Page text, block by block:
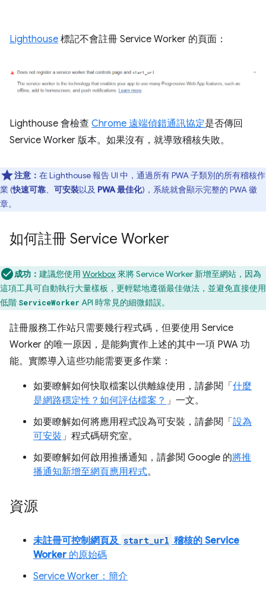
Lighthouse 標記不會註冊 Service Worker 的頁面：
Lighthouse 會檢查 Chrome 遠端偵錯通訊協定是否傳回
Service Worker 版本。如果沒有，就導致稽核失敗。
注意： 在 Lighthouse 報告 UI 中，通過所有 PWA 子類別的所有稽核作
業 (快速可靠、 可安裝以及 PWA 最佳化)，系統就會顯示完整的 PWA 徽
章。
如何註冊 Service Worker
成功： 建議您使用 Workbox來將 Service Worker 新增至網站，因為
這項工具可自動執行大量樣板，更輕鬆地遵循最佳做法，並避免直接使用
低階 ServiceWorker API 時常見的細微錯誤。
註冊服務工作站只需要幾行程式碼，但要使用 Service
Worker 的唯一原因，是能夠實作上述的其中一項 PWA 功
能。實際導入這些功能需要更多作業：
如要瞭解如何快取檔案以供離線使用，請參閱「什麼
是網路穩定性？如何評估檔案？ 」一文。
如要瞭解如何將應用程式設為可安裝，請參閱「設為
可安裝 」程式碼研究室。
如要瞭解如何啟用推播通知，請參閱 Google 的將推
播通知新增至網頁應用程式。
資源
未註冊可控制網頁及 start_url 稽核的 Service
Worker 的原始碼
Service Worker：簡介